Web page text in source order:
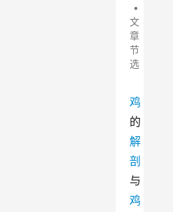
•
文
章
节
选
鸡
的
解
剖
与
鸡